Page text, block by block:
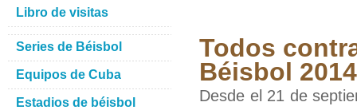
Todos
Béisbol
Desde el 21 de
Libro de visitas
Series de Béisbol
Equipos de Cuba
Estadios de béisbol